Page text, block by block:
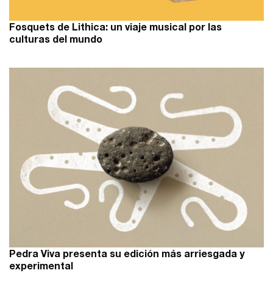
Fosquets de Lithica: un viaje musical por las
culturas del mundo
Pedra Viva presenta su edición más arriesgada y
experimental